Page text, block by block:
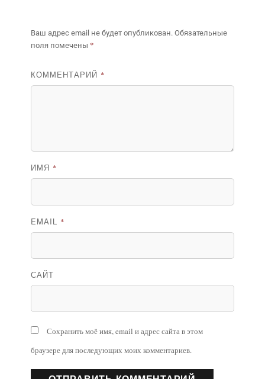
Ваш адрес email не будет опубликован. Обязательные
поля помечены *
КОММЕНТАРИЙ *
ИМЯ *
EMAIL *
САЙТ
Сохранить моё имя, email и адрес сайта в этом
браузере для последующих моих комментариев.